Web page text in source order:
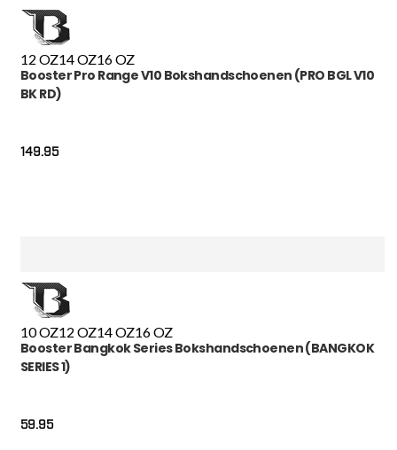
12 OZ14 OZ16 OZ
Booster Pro Range V10 Bokshandschoenen (PRO BGL V10
BK RD)
149.95
10 OZ12 OZ14 OZ16 OZ
Booster Bangkok Series Bokshandschoenen (BANGKOK
SERIES 1)
59.95